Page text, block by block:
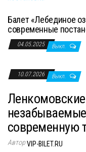
Балет «Лебединое
современные
04.05.2025 Выкл.
10.07.2026 Выкл.
современную
АвторVIP-BILET.RU